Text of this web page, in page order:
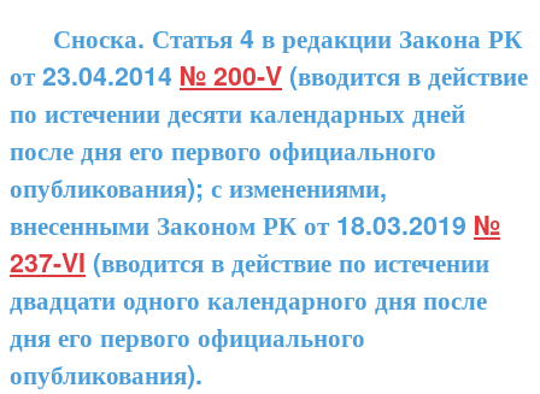
Сноска. Статья 4 в редакции Закона РК
от 23.04.2014 № 200-V (вводится в действие
по истечении десяти календарных дней
после дня его первого официального
опубликования); с изменениями,
внесенными Законом РК от 18.03.2019 №
237-VI (вводится в действие по истечении
двадцати одного календарного дня после
дня его первого официального
опубликования).